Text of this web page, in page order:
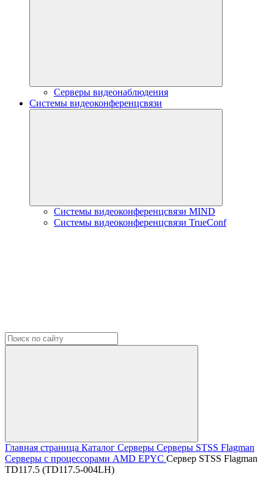
Серверы видеонаблюдения
Системы видеоконференцсвязи
Системы видеоконференцсвязи MIND
Системы видеоконференцсвязи TrueConf
Главная страница Каталог Серверы Серверы STSS Flagman
Серверы с процессорами AMD EPYC Сервер STSS Flagman
TD117.5 (TD117.5-004LH)